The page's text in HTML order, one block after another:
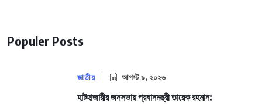
Populer Posts
জাতীয় আগস্ট ৯, ২০২৬
হাটহাজারীর জনসভায় প্রধানমন্ত্রী তারেক রহমান: